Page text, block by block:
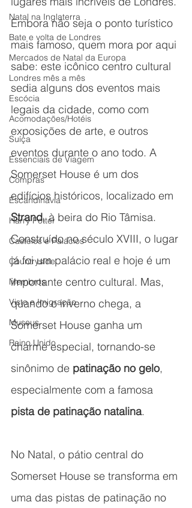
Natal na Inglaterra
Bate e volta de Londres
Mercados de Natal da Europa
Londres mês a mês
Escócia
Acomodações/Hotéis
Suíça
Essenciais de Viagem
Compras
Escandinávia
Harry Potter
Castelos e Palácios
Countryside
Membros
Visto e Imigração
Museus
Reino Unido
Embora não seja o ponto turístico
mais famoso, quem mora por aqui
sabe: este icônico centro cultural
sedia alguns dos eventos mais
legais da cidade, como com
exposições de arte, e outros
eventos durante o ano todo. A
Somerset House é um dos
edifícios históricos, localizado em
Strand, à beira do Rio Tâmisa.
Construído no século XVIII, o lugar
já foi um palácio real e hoje é um
importante centro cultural. Mas,
quando o inverno chega, a
Somerset House ganha um
charme especial, tornando-se
sinônimo de patinação no gelo,
especialmente com a famosa
pista de patinação natalina.
No Natal, o pátio central do
Somerset House se transforma em
uma das pistas de patinação no